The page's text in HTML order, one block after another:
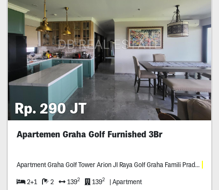
Rp. 290 JT
Apartemen Graha Golf Furnished 3Br
Apartment Graha Golf Tower Arion Jl Raya Golf Graha Famili Pradah
2+1 2 1392 1392 | Apartment